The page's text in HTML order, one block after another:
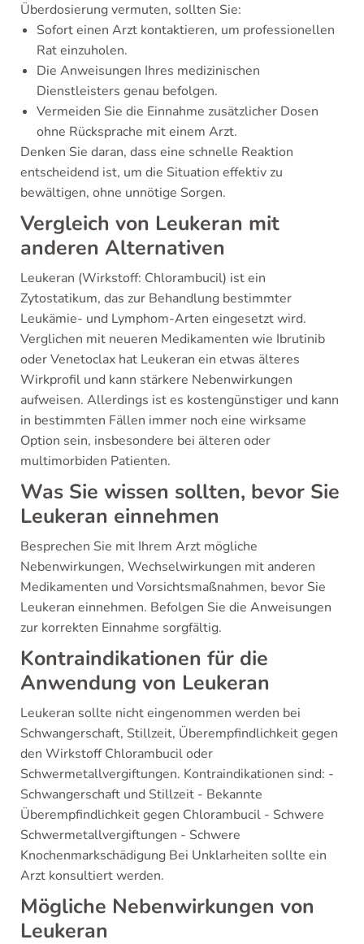
Überdosierung vermuten, sollten Sie:
Sofort einen Arzt kontaktieren, um professionellen
Rat einzuholen.
Die Anweisungen Ihres medizinischen
Dienstleisters genau befolgen.
Vermeiden Sie die Einnahme zusätzlicher Dosen
ohne Rücksprache mit einem Arzt.
Denken Sie daran, dass eine schnelle Reaktion
entscheidend ist, um die Situation effektiv zu
bewältigen, ohne unnötige Sorgen.
Vergleich von Leukeran mit
anderen Alternativen
Leukeran (Wirkstoff: Chlorambucil) ist ein
Zytostatikum, das zur Behandlung bestimmter
Leukämie- und Lymphom-Arten eingesetzt wird.
Verglichen mit neueren Medikamenten wie Ibrutinib
oder Venetoclax hat Leukeran ein etwas älteres
Wirkprofil und kann stärkere Nebenwirkungen
aufweisen. Allerdings ist es kostengünstiger und kann
in bestimmten Fällen immer noch eine wirksame
Option sein, insbesondere bei älteren oder
multimorbiden Patienten.
Was Sie wissen sollten, bevor Sie
Leukeran einnehmen
Besprechen Sie mit Ihrem Arzt mögliche
Nebenwirkungen, Wechselwirkungen mit anderen
Medikamenten und Vorsichtsmaßnahmen, bevor Sie
Leukeran einnehmen. Befolgen Sie die Anweisungen
zur korrekten Einnahme sorgfältig.
Kontraindikationen für die
Anwendung von Leukeran
Leukeran sollte nicht eingenommen werden bei
Schwangerschaft, Stillzeit, Überempfindlichkeit gegen
den Wirkstoff Chlorambucil oder
Schwermetallvergiftungen. Kontraindikationen sind: -
Schwangerschaft und Stillzeit - Bekannte
Überempfindlichkeit gegen Chlorambucil - Schwere
Schwermetallvergiftungen - Schwere
Knochenmarkschädigung Bei Unklarheiten sollte ein
Arzt konsultiert werden.
Mögliche Nebenwirkungen von
Leukeran